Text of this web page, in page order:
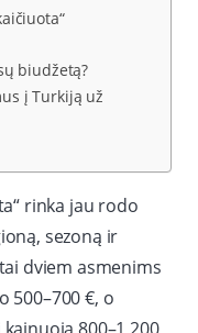
biudžetą?
į Turkiją už
rinka jau rodo
sezoną ir
dviem asmenims
500–700 €, o